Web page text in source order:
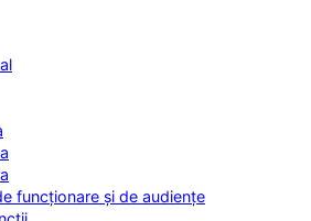
funcționare și de audiențe